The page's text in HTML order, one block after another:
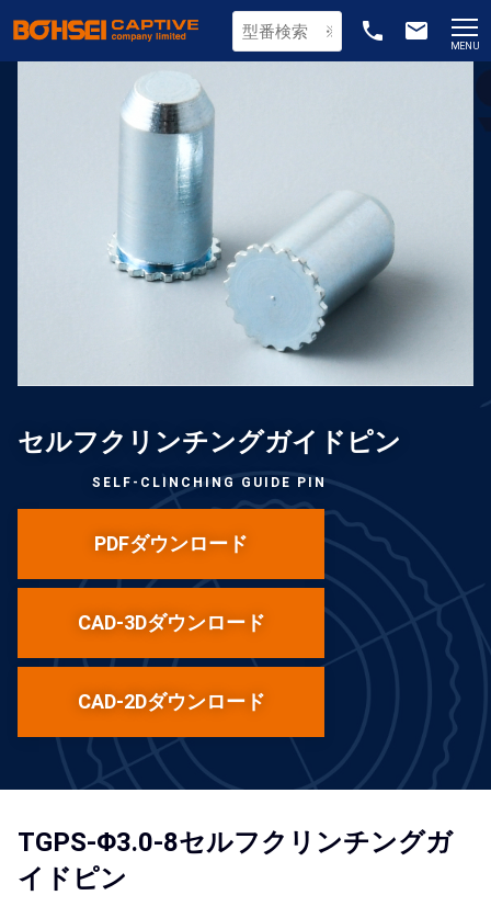
phone email
MENU
セルフクリンチングガイドピン
SELF-CLINCHING GUIDE PIN
PDFダウンロード
CAD-3Dダウンロード
CAD-2Dダウンロード
TGPS-Φ3.0-8セルフクリンチングガ
イドピン